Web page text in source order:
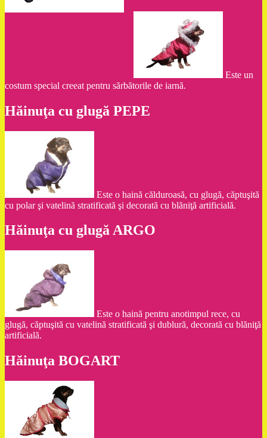
Este un
costum special creeat pentru sărbătorile de iarnă.
Hăinuţa cu glugă PEPE
Este o haină călduroasă, cu glugă, căptuşită
cu polar şi vatelină stratificată şi decorată cu blăniţă artificială.
Hăinuţa cu glugă ARGO
Este o haină pentru anotimpul rece, cu
glugă, căptuşită cu vatelină stratificată şi dublură, decorată cu blăniţă
artificială.
Hăinuţa BOGART